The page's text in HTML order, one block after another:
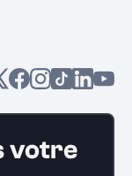
votre